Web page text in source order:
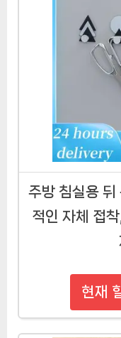
주방 침실용 뒤
적인 자체 접
현재